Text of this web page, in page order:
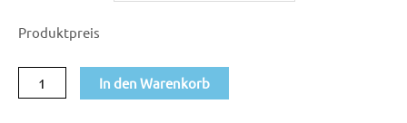
Produktpreis
Menge
In den Warenkorb